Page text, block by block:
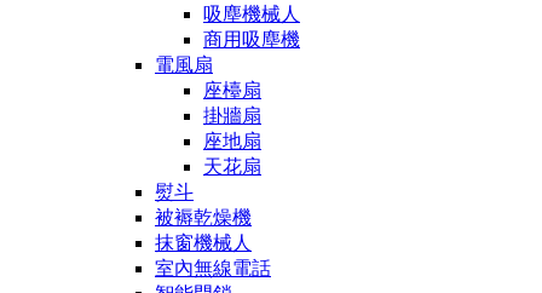
吸塵機械人
商用吸塵機
電風扇
座檯扇
掛牆扇
座地扇
天花扇
熨斗
被褥乾燥機
抹窗機械人
室內無線電話